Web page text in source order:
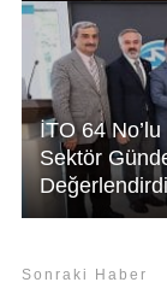
İTO 64
Sektör
Değerlendirdi
Sonraki Haber